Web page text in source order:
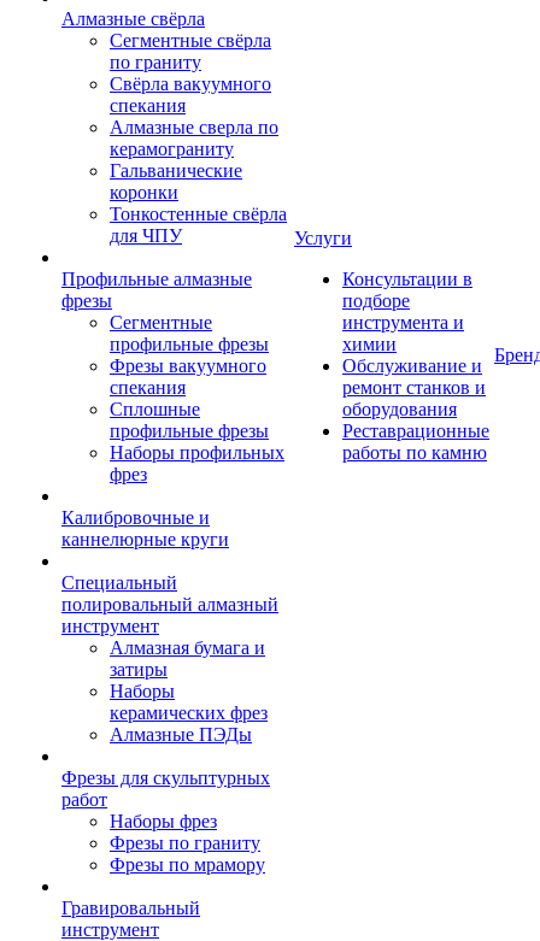
Алмазные свёрла
Сегментные свёрла
по граниту
Свёрла вакуумного
спекания
Алмазные сверла по
керамограниту
Гальванические
коронки
Тонкостенные свёрла
для ЧПУ
Профильные алмазные
фрезы
Сегментные
профильные фрезы
Фрезы вакуумного
спекания
Сплошные
профильные фрезы
Наборы профильных
фрез
Калибровочные и
каннелюрные круги
Специальный
полировальный алмазный
инструмент
Алмазная бумага и
затиры
Наборы
керамических фрез
Алмазные ПЭДы
Фрезы для скульптурных
работ
Наборы фрез
Фрезы по граниту
Фрезы по мрамору
Гравировальный
инструмент
Услуги
Консультации в
подборе
инструмента и
химии
Обслуживание и
ремонт станков и
оборудования
Реставрационные
работы по камню